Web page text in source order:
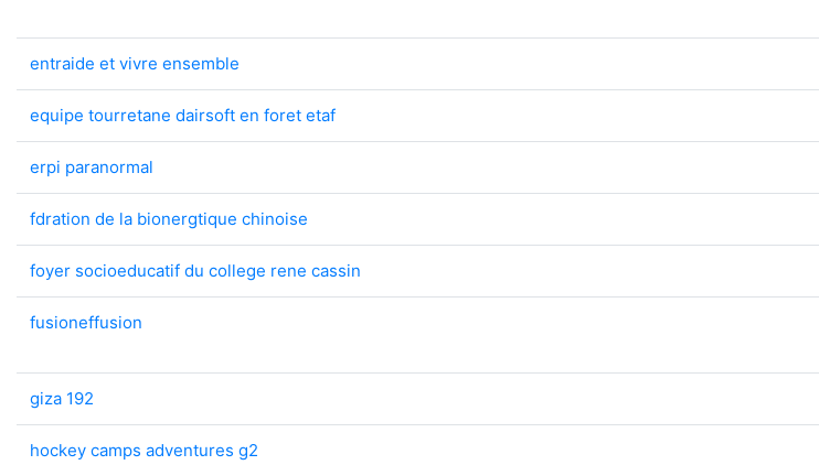
entraide et vivre ensemble
equipe tourretane dairsoft en foret etaf
erpi paranormal
fdration de la bionergtique chinoise
foyer socioeducatif du college rene cassin
fusioneffusion
giza 192
hockey camps adventures g2